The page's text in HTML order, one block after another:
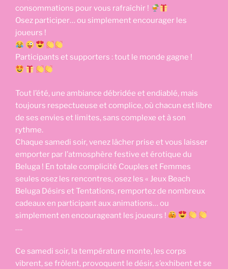
consommations pour vous rafraîchir !
Osez participer… ou simplement encourager les
joueurs !
Participants et supporters : tout le monde gagne !
Tout l’été, une ambiance débridée et endiablé, mais
toujours respectueuse et complice, où chacun est libre
de ses envies et limites, sans complexe et à son
rythme.
Chaque samedi soir, venez lâcher prise et vous laisser
emporter par l’atmosphère festive et érotique du
Beluga ! En totale complicité Couples et Femmes
seules osez les rencontres, osez les « Jeux Beach
Beluga Désirs et Tentations, remportez de nombreux
cadeaux en participant aux animations… ou
simplement en encourageant les joueurs !
….
Ce samedi soir, la température monte, les corps
vibrent, se frôlent, provoquent le désir, s’exhibent et se